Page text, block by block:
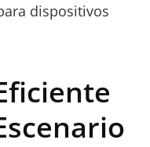
dispositivos